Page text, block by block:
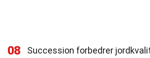
08
Succession forbedrer